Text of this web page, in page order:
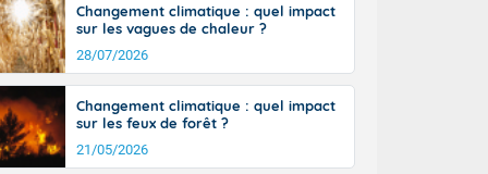
du
50-60 km/h
les
l'après-
Changement climatique : quel impact
sur les vagues de chaleur ?
28/07/2026
Changement climatique : quel impact
sur les feux de forêt ?
21/05/2026